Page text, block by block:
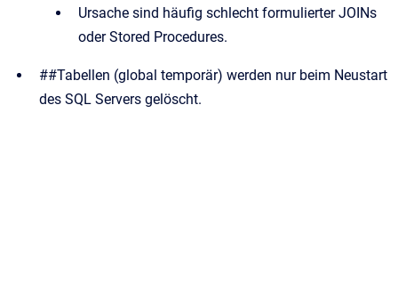
Ursache sind häufig schlecht formulierter JOINs
oder Stored Procedures.
##Tabellen (global temporär) werden nur beim Neustart
des SQL Servers gelöscht.